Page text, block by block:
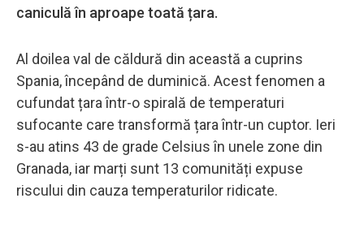
caniculă în aproape toată țara.
Al doilea val de căldură din această a cuprins
Spania, începând de duminică. Acest fenomen a
cufundat țara într-o spirală de temperaturi
sufocante care transformă țara într-un cuptor. Ieri
s-au atins 43 de grade Celsius în unele zone din
Granada, iar marți sunt 13 comunități expuse
riscului din cauza temperaturilor ridicate.